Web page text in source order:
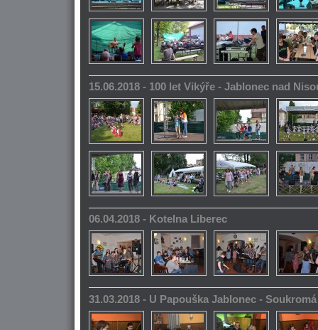
15.06.2018 - 100 let Vikýře - Jablonec nad
06.04.2018 - Kotelna Liberec
31.03.2018 - U Papouška Jablonec -